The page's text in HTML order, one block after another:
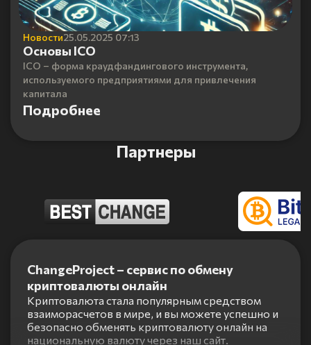
Новости25.05.2025 07:13
Основы ICO
ICO – форма краудфандингового инструмента,
используемого предприятиями для привлечения
капитала
Подробнее
Партнеры
ChangeProject – сервис по обмену
криптовалюты онлайн
Криптовалюта стала популярным средством
взаиморасчетов в мире, и вы можете успешно и
безопасно обменять криптовалюту онлайн на
национальную валюту через наш сайт.